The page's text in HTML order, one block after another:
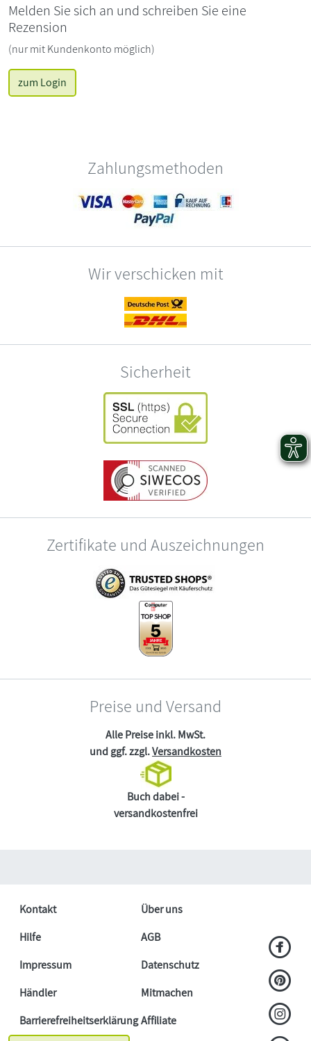
Melden Sie sich an und schreiben Sie eine
Rezension
(nur mit Kundenkonto möglich)
zum Login
Zahlungsmethoden
Wir verschicken mit
Sicherheit
Zertifikate und Auszeichnungen
Preise und Versand
Alle Preise inkl. MwSt.
und ggf. zzgl.Versandkosten
Buch dabei -
versandkostenfrei
Kontakt
Über uns
Hilfe
AGB
Impressum
Datenschutz
Händler
Mitmachen
BarrierefreiheitserklärungAffiliate